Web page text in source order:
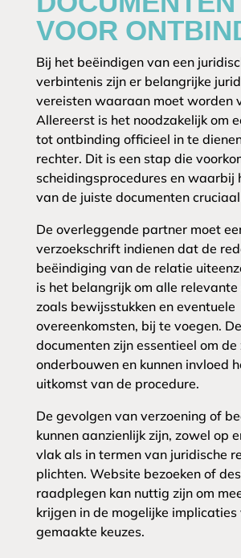
VOOR
Bij het beëindigen van een
verbintenis zijn er belangrijke
vereisten waaraan moet worden
Allereerst is het noodzakelijk om
tot ontbinding officieel in te
rechter. Dit is een stap die
scheidingsprocedures en waarbij
van de juiste documenten
De overleggende partner moet
verzoekschrift indienen dat de
beëindiging van de relatie
is het belangrijk om alle relevante
zoals bewijsstukken en eventuele
overeenkomsten, bij te voegen.
documenten zijn essentieel om de
onderbouwen en kunnen invloed
uitkomst van de procedure.
De gevolgen van verzoening of
kunnen aanzienlijk zijn, zowel op
vlak als in termen van juridische
plichten. Website bezoeken of
raadplegen kan nuttig zijn om
krijgen in de mogelijke implicaties
gemaakte keuzes.